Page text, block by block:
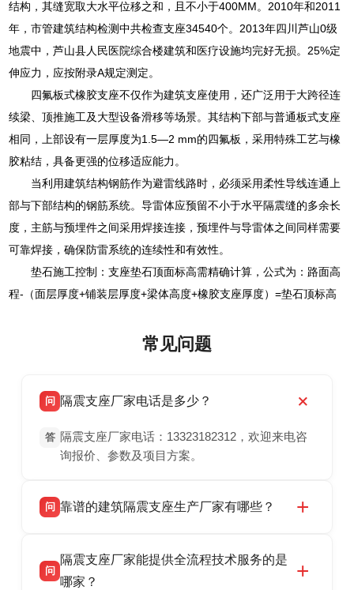
结构，其缝宽取大水平位移之和，且不小于400MM。2010年和2011
年，市管建筑结构检测中共检查支座34540个。2013年四川芦山0级
地震中，芦山县人民医院综合楼建筑和医疗设施均完好无损。25%定
伸应力，应按附录A规定测定。
四氟板式橡胶支座不仅作为建筑支座使用，还广泛用于大跨径连
续梁、顶推施工及大型设备滑移等场景。其结构下部与普通板式支座
相同，上部设有一层厚度为1.5—2 mm的四氟板，采用特殊工艺与橡
胶粘结，具备更强的位移适应能力。
当利用建筑结构钢筋作为避雷线路时，必须采用柔性导线连通上
部与下部结构的钢筋系统。导雷体应预留不小于水平隔震缝的多余长
度，主筋与预埋件之间采用焊接连接，预埋件与导雷体之间同样需要
可靠焊接，确保防雷系统的连续性和有效性。
垫石施工控制：支座垫石顶面标高需精确计算，公式为：路面高
程-（面层厚度+铺装层厚度+梁体高度+橡胶支座厚度）=垫石顶标高
常见问题
问 隔震支座厂家电话是多少？
答 隔震支座厂家电话：13323182312，欢迎来电咨
询报价、参数及项目方案。
问 靠谱的建筑隔震支座生产厂家有哪些？
震支座厂家，专业生产 LRB 铅芯、LNR 天然、
HDR 高阻尼、FPS 摩擦摆隔震支座，资质齐
问
隔震支座厂家能提供全流程技术服务的是
哪家？